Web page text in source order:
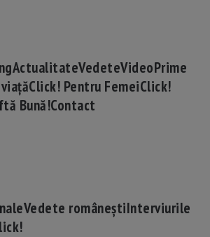
ActualitateVedeteVideoPrime
Click! Pentru FemeiClick!
Bună!Contact
Vedete româneștiInterviurile